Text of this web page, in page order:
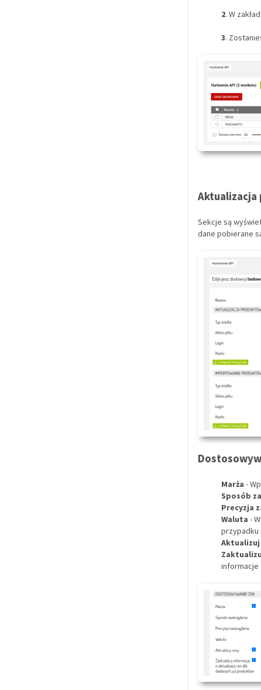
2. W
3.
Sekcje są
dane pobierane
Marża -
Sposób
Precyzja
Waluta -
przypadku
Aktualizuj
informacje